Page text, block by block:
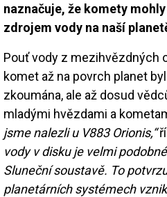
naznačuje, že komety
zdrojem vody na naší
Pouť vody z mezihvězdných
komet až na povrch planet
zkoumána, ale až dosud
mladými hvězdami a
jsme nalezli u V883 Orionis,“
vody v disku je velmi
Sluneční soustavě. To
planetárních systémech